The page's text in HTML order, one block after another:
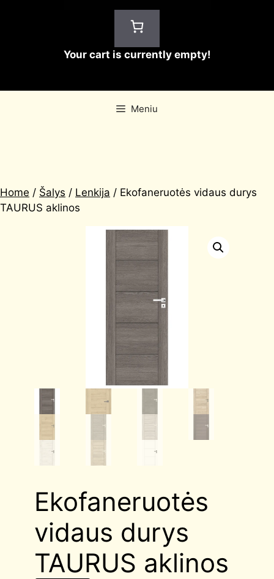
Your cart is currently empty!
Meniu
Home / Šalys / Lenkija / Ekofaneruotės vidaus durys
TAURUS aklinos
Ekofaneruotės
vidaus durys
TAURUS aklinos